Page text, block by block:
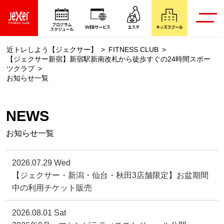
近トレしよう【ジェクサー】
FITNESS CLUB
【ジェクサー新宿】新宿駅新南改札から徒歩すぐの24時間スポー
ツクラブ
お知らせ一覧
NEWS
お知らせ一覧
2026.07.29 Wed
【ジェクサー・新潟・仙台・秋田3店舗限定】お盆期間
中の利用チケット販売
2026.08.01 Sat